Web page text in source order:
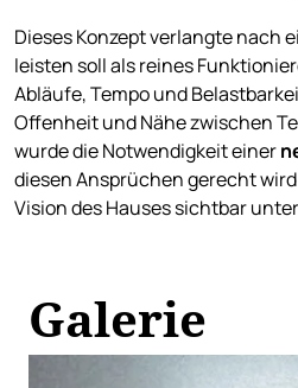
Dieses Konzept verlangte nach
leisten soll als reines
Abläufe, Tempo und
Offenheit und Nähe zwischen
wurde die Notwendigkeit einer
diesen Ansprüchen gerecht
Vision des Hauses sichtbar
Galerie